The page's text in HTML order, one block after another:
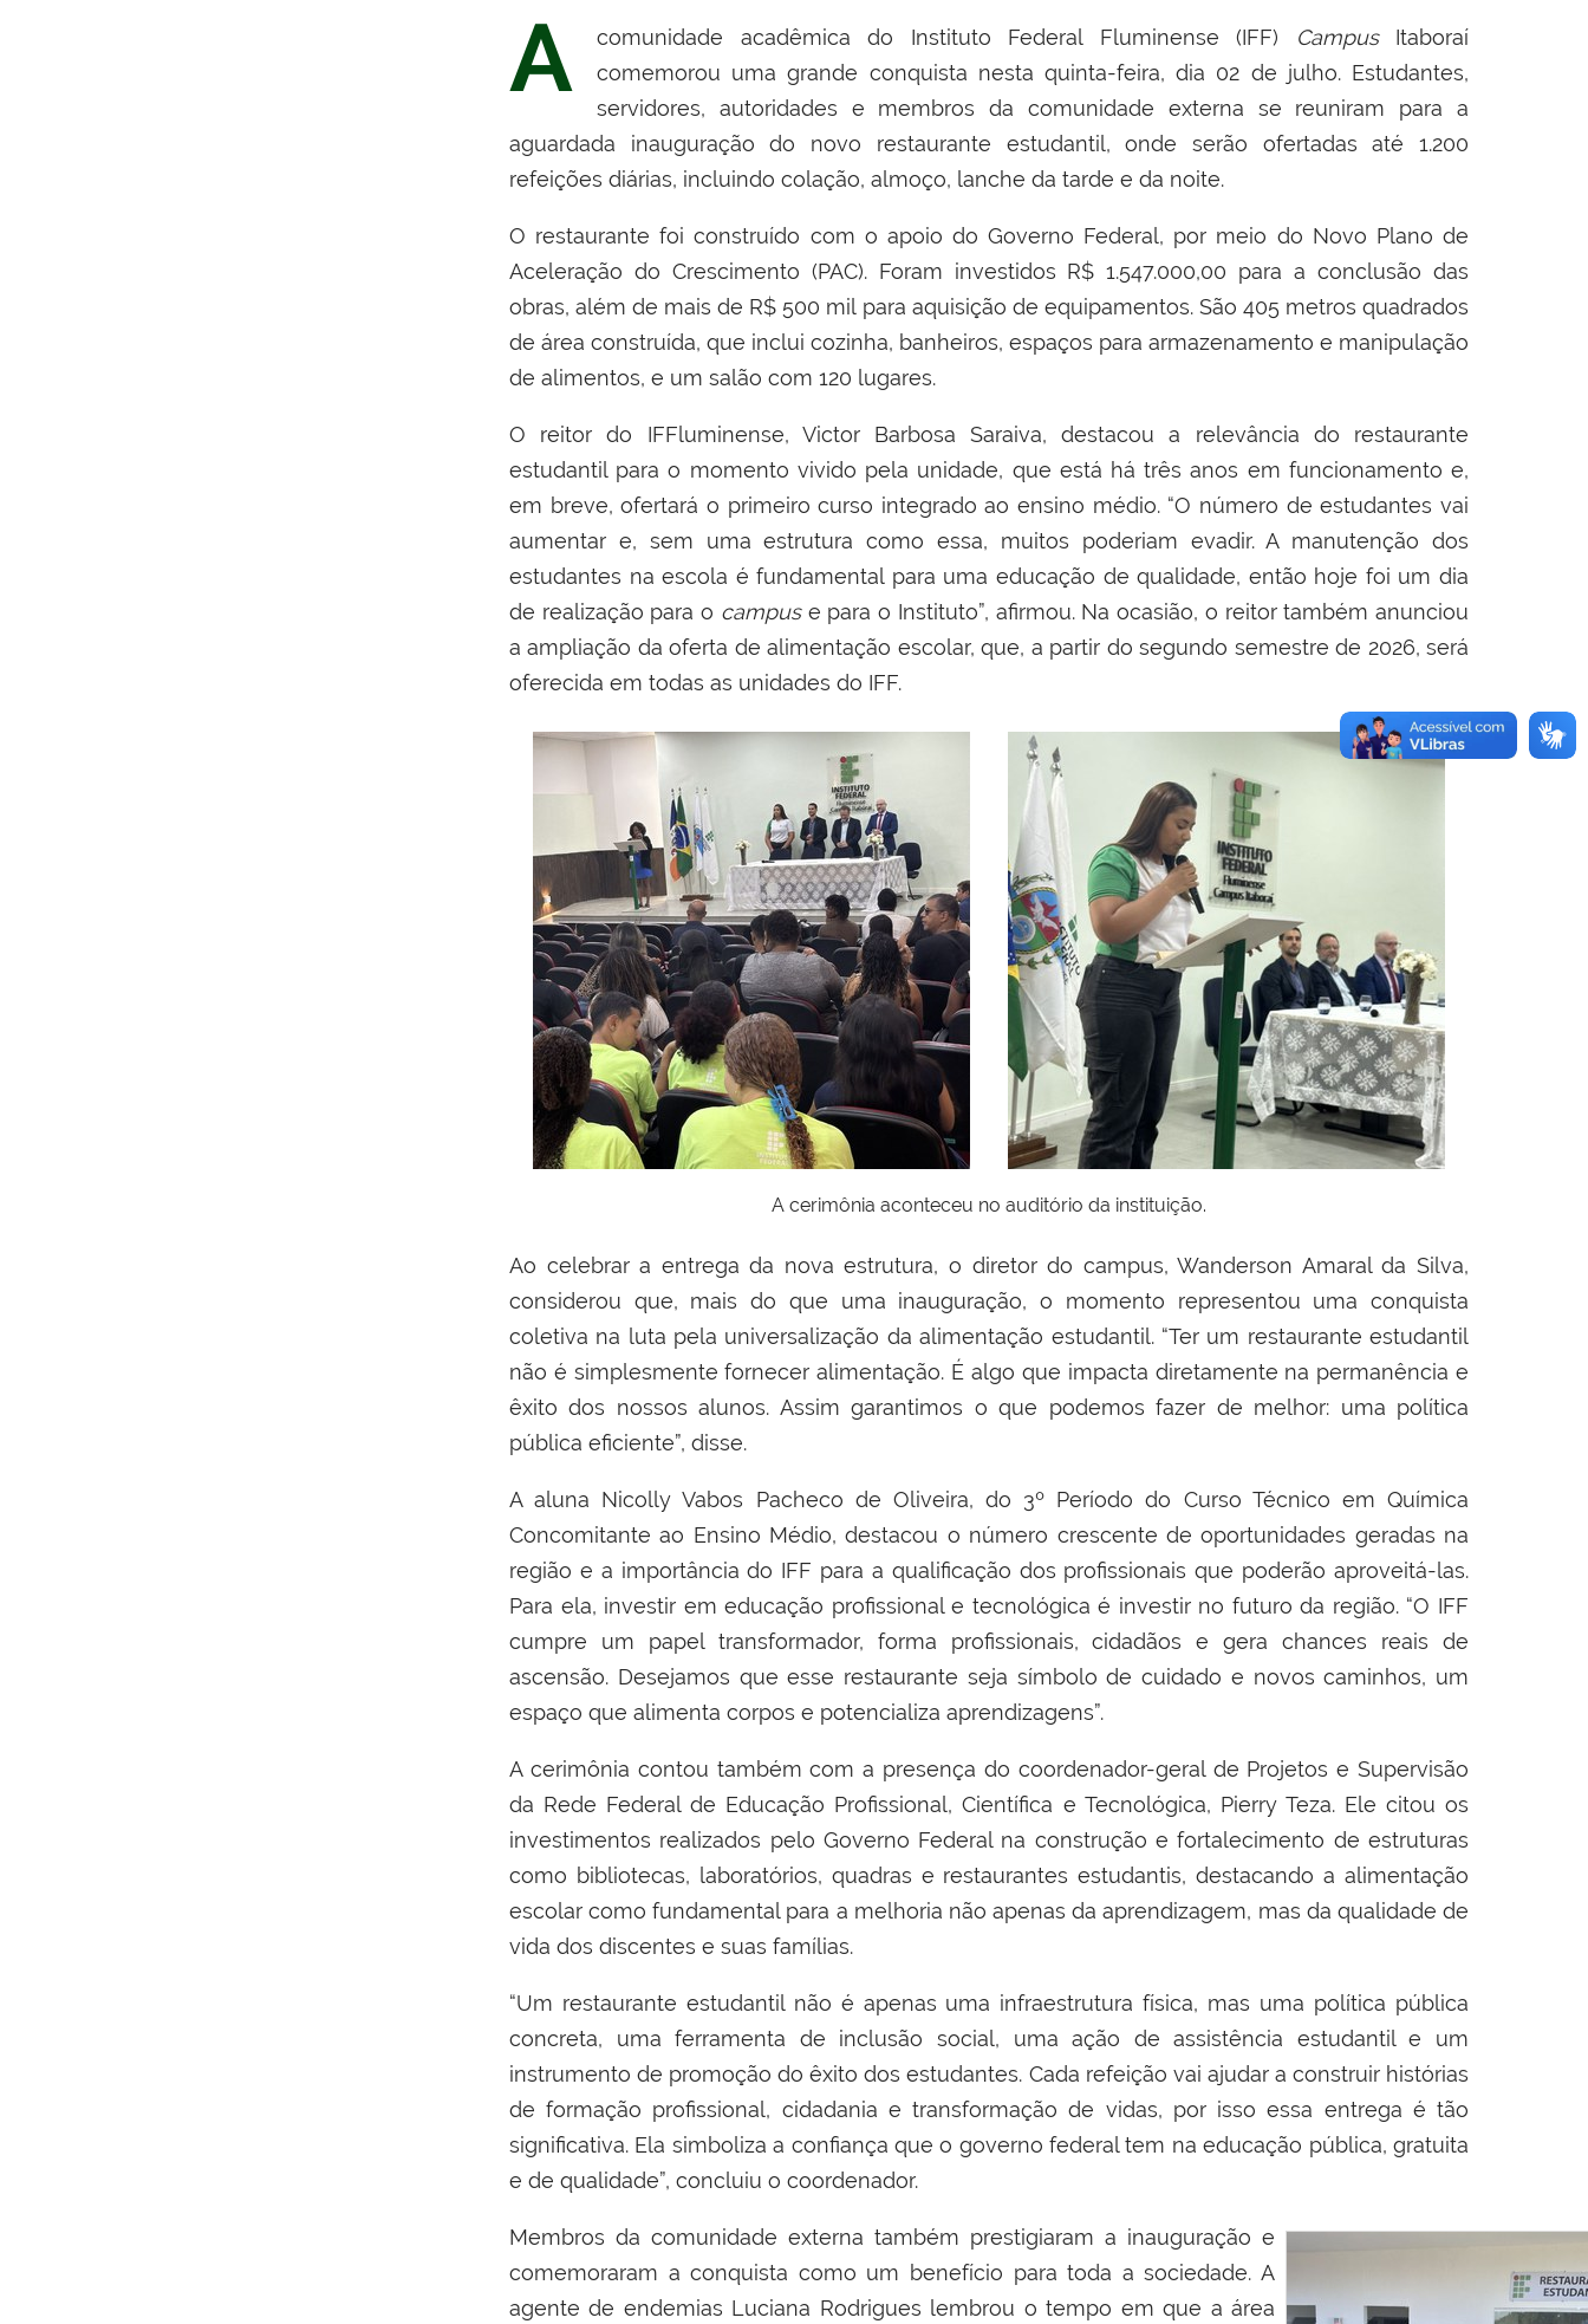
A comunidade acadêmica do Instituto Federal Fluminense (IFF) CampusItaboraí
comemorou uma grande conquista nesta quinta-feira, dia 02 de julho. Estudantes,
servidores, autoridades e membros da comunidade externa se reuniram para a
aguardada inauguração do novo restaurante estudantil, onde serão ofertadas até 1.200
refeições diárias, incluindo colação, almoço, lanche da tarde e da noite.
O restaurante foi construído com o apoio do Governo Federal, por meio do Novo Plano de
Aceleração do Crescimento (PAC). Foram investidos R$ 1.547.000,00 para a conclusão das
obras, além de mais de R$ 500 mil para aquisição de equipamentos. São 405 metros quadrados
de área construída, que inclui cozinha, banheiros, espaços para armazenamento e manipulação
de alimentos, e um salão com 120 lugares.
O reitor do IFFluminense, Victor Barbosa Saraiva, destacou a relevância do restaurante
estudantil para o momento vivido pela unidade, que está há três anos em funcionamento e,
em breve, ofertará o primeiro curso integrado ao ensino médio. “O número de estudantes vai
aumentar e, sem uma estrutura como essa, muitos poderiam evadir. A manutenção dos
estudantes na escola é fundamental para uma educação de qualidade, então hoje foi um dia
de realização para o campuse para o Instituto”, afirmou. Na ocasião, o reitor também anunciou
a ampliação da oferta de alimentação escolar, que, a partir do segundo semestre de 2026, será
oferecida em todas as unidades do IFF.
A cerimônia aconteceu no auditório da instituição.
Ao celebrar a entrega da nova estrutura, o diretor do campus, Wanderson Amaral da Silva,
considerou que, mais do que uma inauguração, o momento representou uma conquista
coletiva na luta pela universalização da alimentação estudantil. “Ter um restaurante estudantil
não é simplesmente fornecer alimentação. É algo que impacta diretamente na permanência e
êxito dos nossos alunos. Assim garantimos o que podemos fazer de melhor: uma política
pública eficiente”, disse.
A aluna Nicolly Vabos Pacheco de Oliveira, do 3º Período do Curso Técnico em Química
Concomitante ao Ensino Médio, destacou o número crescente de oportunidades geradas na
região e a importância do IFF para a qualificação dos profissionais que poderão aproveitá-las.
Para ela, investir em educação profissional e tecnológica é investir no futuro da região. “O IFF
cumpre um papel transformador, forma profissionais, cidadãos e gera chances reais de
ascensão. Desejamos que esse restaurante seja símbolo de cuidado e novos caminhos, um
espaço que alimenta corpos e potencializa aprendizagens”.
A cerimônia contou também com a presença do coordenador-geral de Projetos e Supervisão
da Rede Federal de Educação Profissional, Científica e Tecnológica, Pierry Teza. Ele citou os
investimentos realizados pelo Governo Federal na construção e fortalecimento de estruturas
como bibliotecas, laboratórios, quadras e restaurantes estudantis, destacando a alimentação
escolar como fundamental para a melhoria não apenas da aprendizagem, mas da qualidade de
vida dos discentes e suas famílias.
“Um restaurante estudantil não é apenas uma infraestrutura física, mas uma política pública
concreta, uma ferramenta de inclusão social, uma ação de assistência estudantil e um
instrumento de promoção do êxito dos estudantes. Cada refeição vai ajudar a construir histórias
de formação profissional, cidadania e transformação de vidas, por isso essa entrega é tão
significativa. Ela simboliza a confiança que o governo federal tem na educação pública, gratuita
e de qualidade”, concluiu o coordenador.
Membros da comunidade externa também prestigiaram a inauguração e
comemoraram a conquista como um benefício para toda a sociedade. A
agente de endemias Luciana Rodrigues lembrou o tempo em que a área